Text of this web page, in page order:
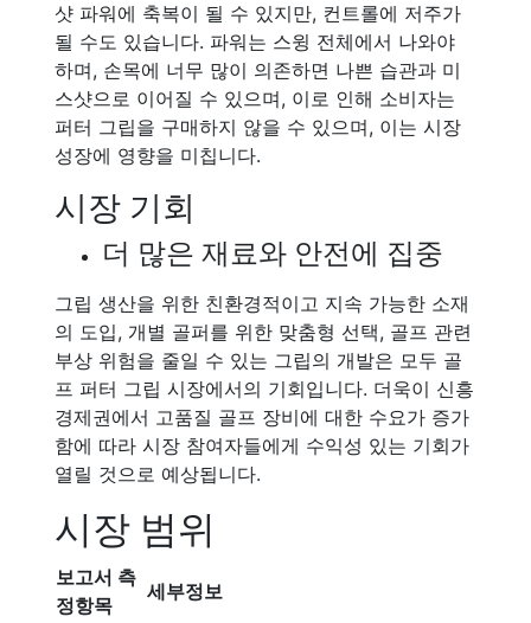
샷 파워에 축복이 될 수 있지만, 컨트롤에 저주가
될 수도 있습니다. 파워는 스윙 전체에서 나와야
하며, 손목에 너무 많이 의존하면 나쁜 습관과 미
스샷으로 이어질 수 있으며, 이로 인해 소비자는
퍼터 그립을 구매하지 않을 수 있으며, 이는 시장
성장에 영향을 미칩니다.
시장 기회
더 많은 재료와 안전에 집중
그립 생산을 위한 친환경적이고 지속 가능한 소재
의 도입, 개별 골퍼를 위한 맞춤형 선택, 골프 관련
부상 위험을 줄일 수 있는 그립의 개발은 모두 골
프 퍼터 그립 시장에서의 기회입니다. 더욱이 신흥
경제권에서 고품질 골프 장비에 대한 수요가 증가
함에 따라 시장 참여자들에게 수익성 있는 기회가
열릴 것으로 예상됩니다.
시장 범위
보고서 측
정항목
세부정보